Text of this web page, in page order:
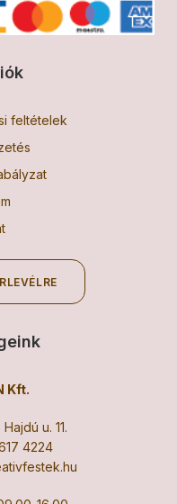
feltételek
Kft.
u. 11.
4224